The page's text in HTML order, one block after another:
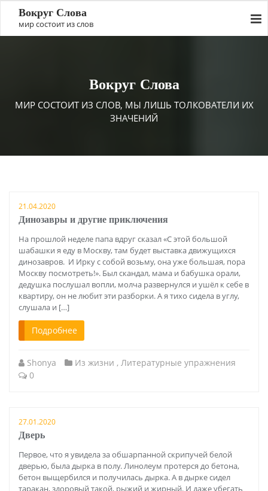
Вокруг Слова
мир состоит из слов
Вокруг Слова
МИР СОСТОИТ ИЗ СЛОВ, МЫ ЛИШЬ ТОЛКОВАТЕЛИ ИХ
ЗНАЧЕНИЙ
21.04.2020
Динозавры и другие приключения
На прошлой неделе папа вдруг сказал «С этой большой
шабашки я еду в Москву, там будет выставка движущихся
динозавров. И Ирку с собой возьму, она уже большая, пора
Москву посмотреть!». Был скандал, мама и бабушка орали,
дедушка послушал вопли, молча развернулся и ушёл к себе в
квартиру, он не любит эти разборки. А я тихо сидела в углу,
слушала и […]
Подробнее
Shonya Из жизни , Литературные упражнения
0
27.01.2020
Дверь
Первое, что я увидела за обшарпанной скрипучей белой
дверью, была дырка в полу. Линолеум протерся до бетона,
бетон выщербился и получилась дырка. А в дырке сидел
таракан, здоровый такой, рыжий и жирный. И даже убегать